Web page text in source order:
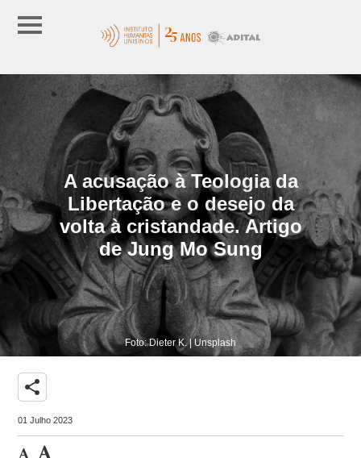
A acusação à Teologia da
Libertação e o desejo da
volta à cristandade. Artigo
de Jung Mo Sung
Foto: Dieter K. | Unsplash
share
01 Julho 2023